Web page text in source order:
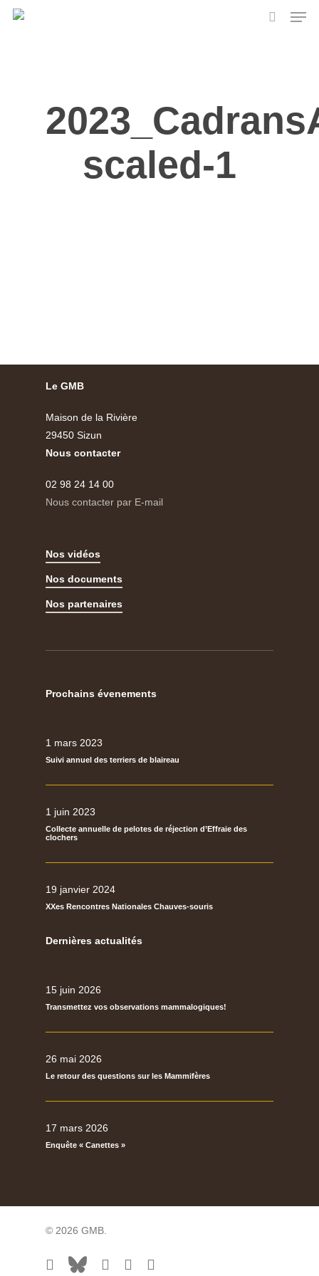
Skip
scaled-1
Le GMB
Maison de la Rivière
29450 Sizun
Nous contacter
02 98 24 14 00
Nous contacter par E-mail
Nos vidéos
Nos documents
Nos partenaires
Prochains évenements
1 mars 2023
Suivi annuel des terriers de blaireau
1 juin 2023
Collecte annuelle de pelotes de réjection d’Effraie des
clochers
19 janvier 2024
XXes Rencontres Nationales Chauves-souris
Dernières actualités
15 juin 2026
Transmettez vos observations mammalogiques!
26 mai 2026
Le retour des questions sur les Mammifères
17 mars 2026
Enquête « Canettes »
© 2026 GMB.
facebook
bluesky vimeoRSS flickr